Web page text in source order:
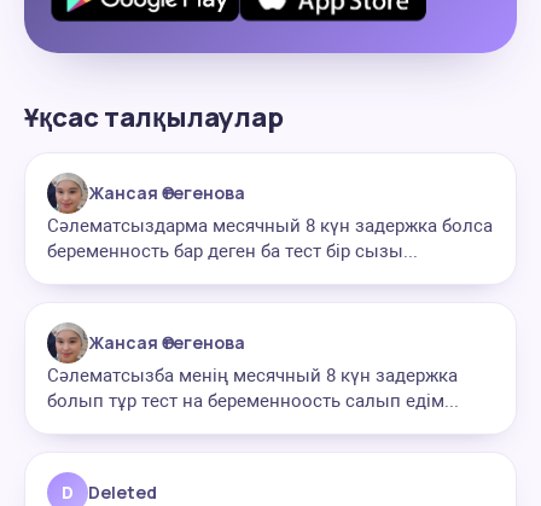
Ұқсас талқылаулар
Жансая Өтегенова
Сәлематсыздарма месячный 8 күн задержка болса
беременность бар деген ба тест бір сызы...
Жансая Өтегенова
Сәлематсызба менің месячный 8 күн задержка
болып тұр тест на беременноость салып едім...
D Deleted